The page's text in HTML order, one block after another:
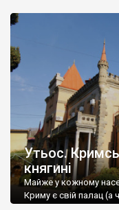
Утьос.
княгині
Майже у кожному
Криму є свій палац (а